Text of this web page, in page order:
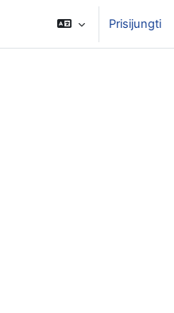
Prisijungti